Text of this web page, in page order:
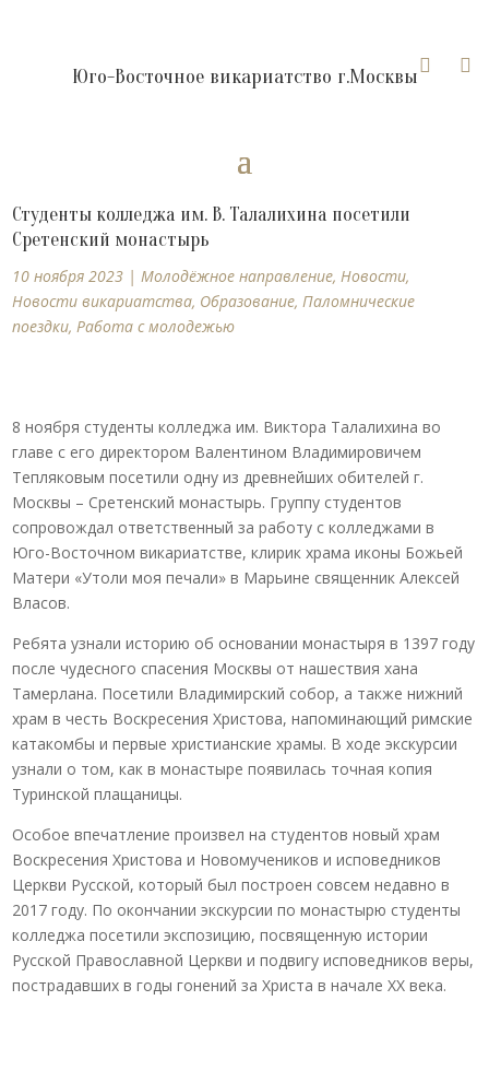
 
Юго-Восточное викариатство г.Москвы
Студенты колледжа им. В. Талалихина посетили
Сретенский монастырь
10 ноября 2023 |Молодёжное направление,Новости,
Новости викариатства, Образование,Паломнические
поездки,Работа с молодежью
8 ноября студенты колледжа им. Виктора Талалихина во
главе с его директором Валентином Владимировичем
Тепляковым посетили одну из древнейших обителей г.
Москвы – Сретенский монастырь. Группу студентов
сопровождал ответственный за работу с колледжами в
Юго-Восточном викариатстве, клирик храма иконы Божьей
Матери «Утоли моя печали» в Марьине священник Алексей
Власов.
Ребята узнали историю об основании монастыря в 1397 году
после чудесного спасения Москвы от нашествия хана
Тамерлана. Посетили Владимирский собор, а также нижний
храм в честь Воскресения Христова, напоминающий римские
катакомбы и первые христианские храмы. В ходе экскурсии
узнали о том, как в монастыре появилась точная копия
Туринской плащаницы.
Особое впечатление произвел на студентов новый храм
Воскресения Христова и Новомучеников и исповедников
Церкви Русской, который был построен совсем недавно в
2017 году. По окончании экскурсии по монастырю студенты
колледжа посетили экспозицию, посвященную истории
Русской Православной Церкви и подвигу исповедников веры,
пострадавших в годы гонений за Христа в начале XX века.